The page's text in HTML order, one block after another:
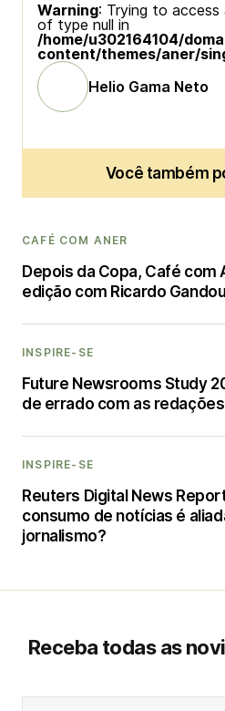
Warning: Trying to
of type null in
/home/u302164104/
content/themes/aner/
Helio Gama Neto
Você também
CAFÉ COM ANER
Depois da Copa, Café com
edição com Ricardo
INSPIRE-SE
Future Newsrooms Study
de errado com as
INSPIRE-SE
Reuters Digital News
consumo de notícias é
jornalismo?
Receba todas as